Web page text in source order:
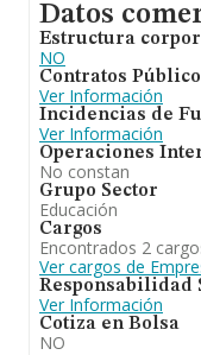
Datos
Estructura
NO
Contratos
Ver Información
Incidencias de
Ver Información
Operaciones
No constan
Grupo Sector
Educación
Cargos
Encontrados 2
Ver cargos de
Responsabilidad
Ver Información
Cotiza en Bolsa
NO